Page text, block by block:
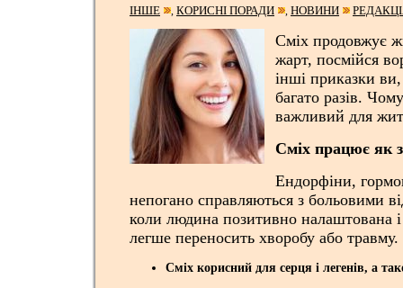
ІНШЕ , КОРИСНІ ПОРАДИ , НОВИНИ
Сміх продовжує
жарт, посмійся
інші приказки
багато разів.
важливий для
Сміх працює як
Ендорфіни,
непогано справляються з больовими
коли людина позитивно налаштована і
легше переносить хворобу або травму.
Сміх корисний для серця і легенів, а